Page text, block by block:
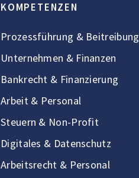
KOMPETENZEN
Prozessführung & Beitreibung
Unternehmen & Finanzen
Bankrecht & Finanzierung
Arbeit & Personal
Steuern & Non-Profit
Digitales & Datenschutz
Arbeitsrecht & Personal